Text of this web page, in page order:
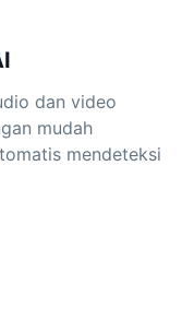
dan video
mudah
mendeteksi